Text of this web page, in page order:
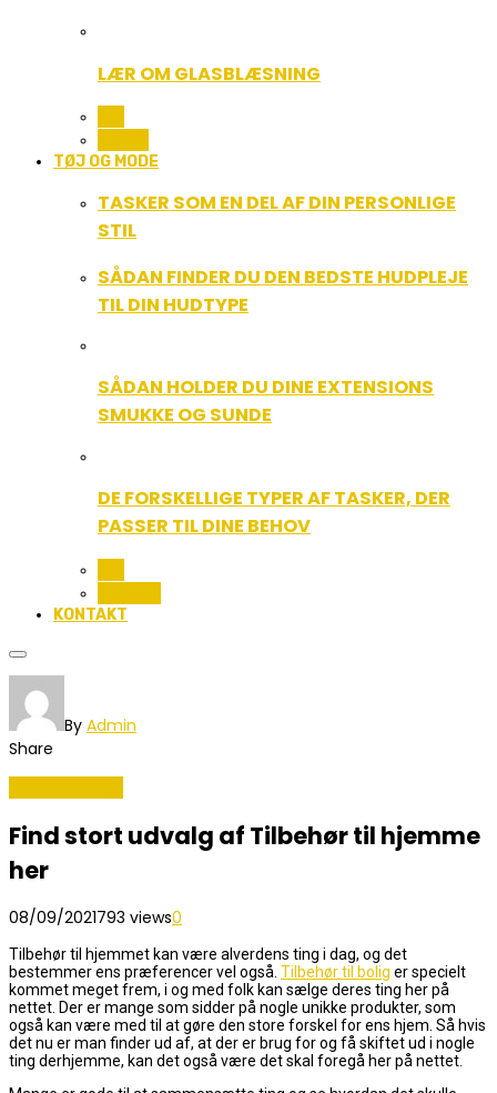
LÆR OM GLASBLÆSNING
TØJ OG MODE
TASKER SOM EN DEL AF DIN PERSONLIGE
STIL
SÅDAN FINDER DU DEN BEDSTE HUDPLEJE
TIL DIN HUDTYPE
SÅDAN HOLDER DU DINE EXTENSIONS
SMUKKE OG SUNDE
DE FORSKELLIGE TYPER AF TASKER, DER
PASSER TIL DINE BEHOV
KONTAKT
By Admin
Share
Find stort udvalg af Tilbehør til hjemme
her
08/09/2021793 views0
Tilbehør til hjemmet kan være alverdens ting i dag, og det
bestemmer ens præferencer vel også. Tilbehør til bolig er specielt
kommet meget frem, i og med folk kan sælge deres ting her på
nettet. Der er mange som sidder på nogle unikke produkter, som
også kan være med til at gøre den store forskel for ens hjem. Så hvis
det nu er man finder ud af, at der er brug for og få skiftet ud i nogle
ting derhjemme, kan det også være det skal foregå her på nettet.